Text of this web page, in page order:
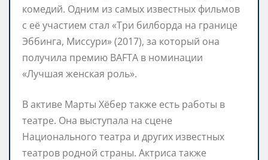
комедий. Одним из самых известных фильмов
с её участием стал «Три билборда на границе
Эббинга, Миссури» (2017), за который она
получила премию BAFTA в номинации
«Лучшая женская роль».
В активе Марты Хёбер также есть работы в
театре. Она выступала на сцене
Национального театра и других известных
театров родной страны. Актриса также